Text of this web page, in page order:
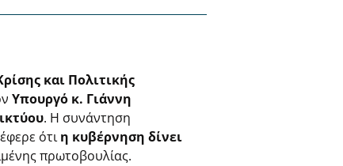
και Πολιτικής
Υπουργό κ. Γιάννη
. Η συνάντηση
ότιη κυβέρνηση δίνει
πρωτοβουλίας.